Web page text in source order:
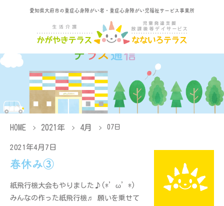
愛知県大府市の重症心身障がい者・重症心身障がい児福祉サービス事業所
HOME 2021年 4月 07日
2021年4月7日
春休み③
紙飛行機大会もやりました♪(*’ω’*)
みんなの作った紙飛行機♬ 願いを乗せて